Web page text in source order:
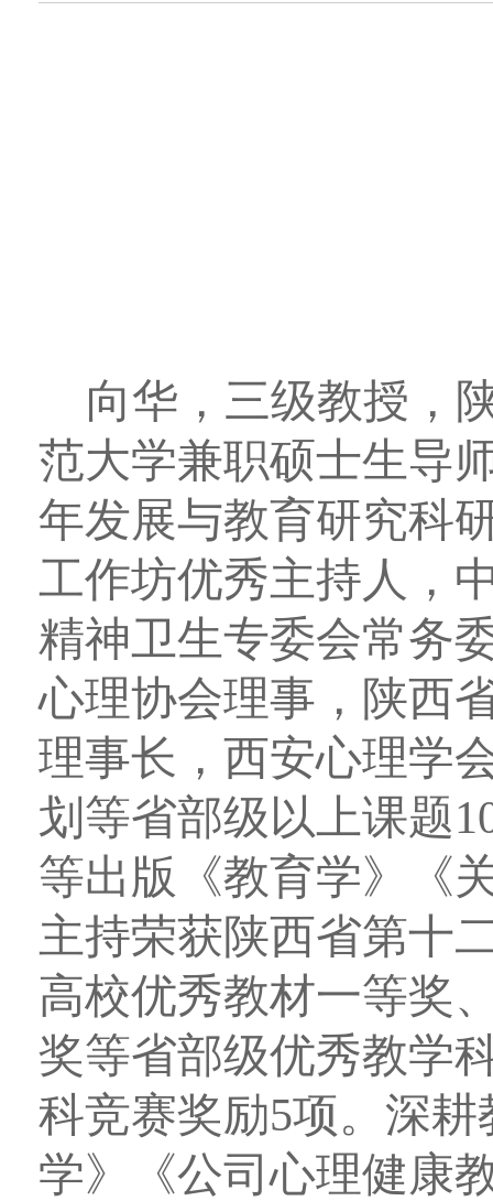
向华，三级教授，
范大学兼职硕士生导
年发展与教育研究科
工作坊优秀主持人，
精神卫生专委会常务
心理协会理事，陕西
理事长，西安心理学
划等省部级以上课题
等出版《教育学》《
主持荣获陕西省第十
高校优秀教材一等奖
奖等省部级优秀教学
科竞赛奖励5项。深耕
学》《公司心理健康